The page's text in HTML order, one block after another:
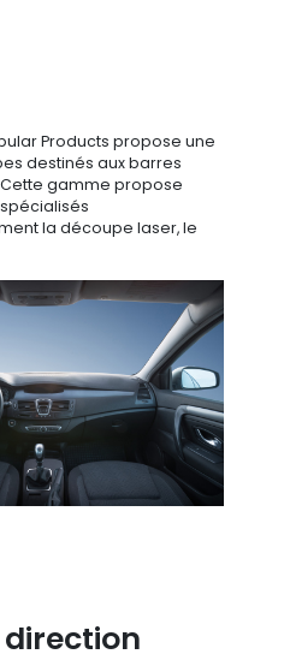
Products propose une
destinés aux barres
gamme propose
la découpe laser, le